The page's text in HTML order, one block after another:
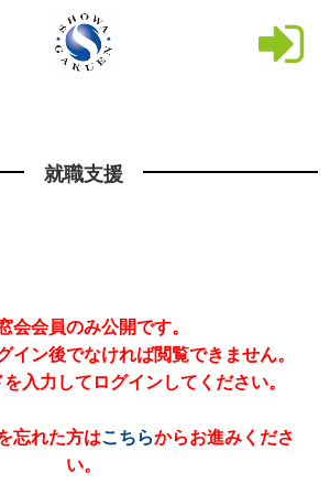
就職支援
会会員のみ公開です。
イン後でなければ閲覧できません。
入力してログインしてください。
忘れた方はこちらからお進みくださ
い。